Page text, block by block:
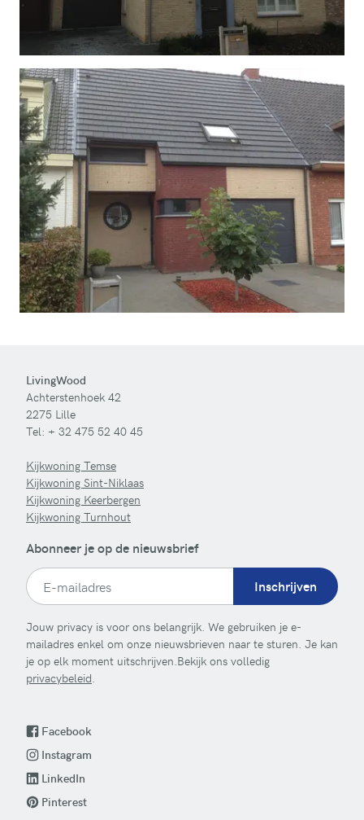
LivingWood
Achterstenhoek 42
2275 Lille
Tel: + 32 475 52 40 45
Kijkwoning Temse
Kijkwoning Sint-Niklaas
Kijkwoning Keerbergen
Kijkwoning Turnhout
Abonneer je op de nieuwsbrief
Inschrijven
Jouw privacy is voor ons belangrijk. We gebruiken je e-
mailadres enkel om onze nieuwsbrieven naar te sturen. Je kan
je op elk moment uitschrijven.Bekijk ons volledig
privacybeleid.
Facebook
Instagram
LinkedIn
Pinterest